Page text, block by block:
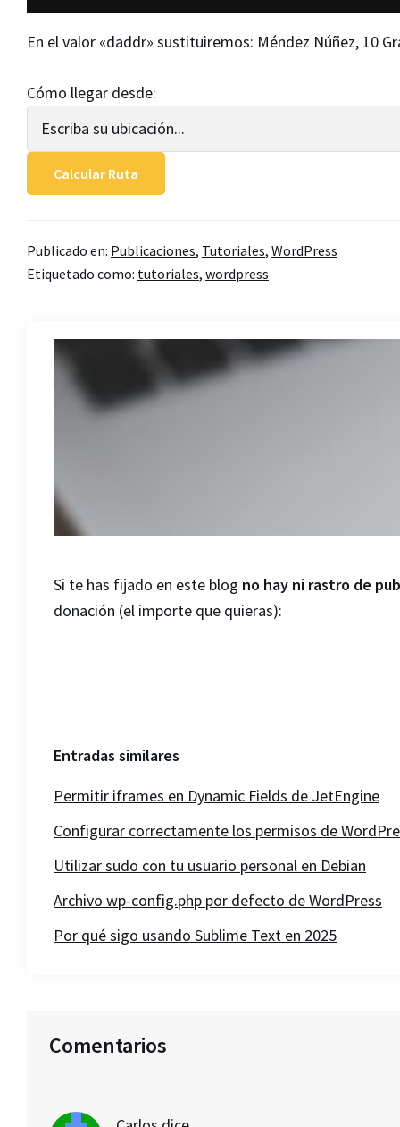
En el valor «daddr» sustituiremos: Méndez Núñez, 10
Cómo llegar desde:
Publicado en: Publicaciones, Tutoriales, WordPress
Etiquetado como: tutoriales, wordpress
Si te has fijado en este blog no hay ni rastro de
donación (el importe que quieras):
Entradas similares
Permitir iframes en Dynamic Fields de JetEngine
Configurar correctamente los permisos de
Utilizar sudo con tu usuario personal en Debian
Archivo wp-config.php por defecto de WordPress
Por qué sigo usando Sublime Text en 2025
con
lectores
Comentarios